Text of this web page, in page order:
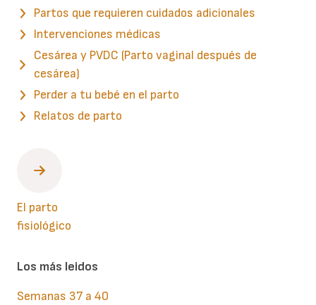
Partos que requieren cuidados adicionales
Intervenciones médicas
Cesárea y PVDC (Parto vaginal después de
cesárea)
Perder a tu bebé en el parto
Relatos de parto
El parto
fisiológico
Los más leidos
Semanas 37 a 40